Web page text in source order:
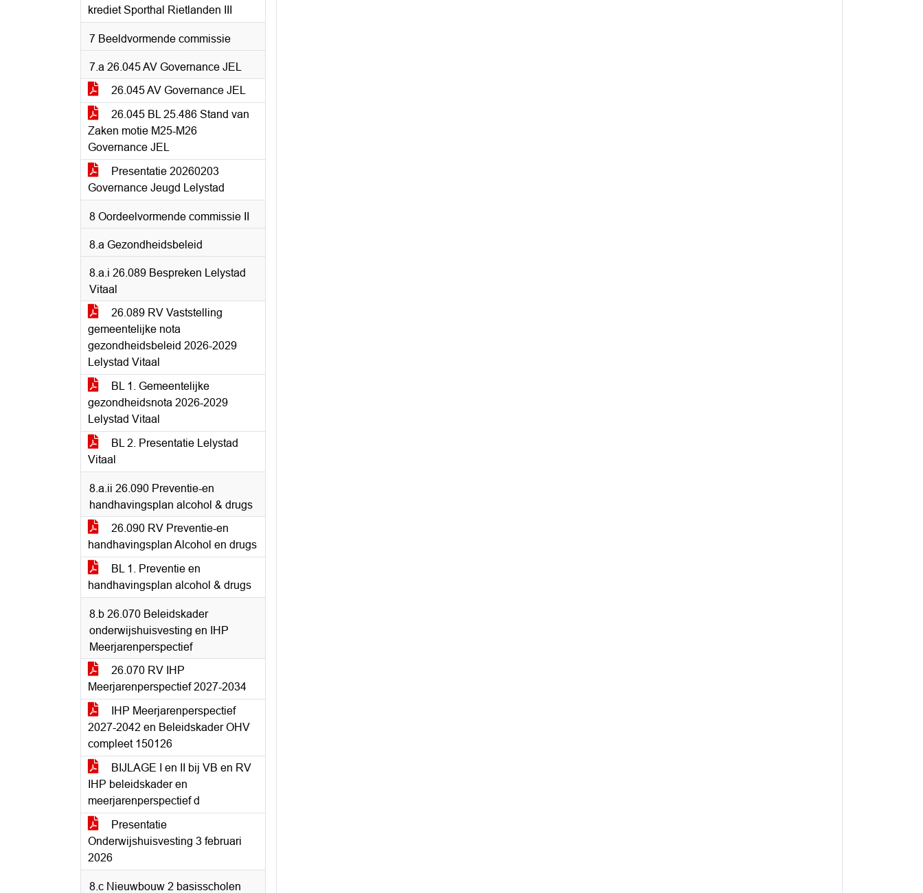
krediet Sporthal Rietlanden III
7 Beeldvormende commissie
7.a 26.045 AV Governance JEL
26.045 AV Governance JEL
26.045 BL 25.486 Stand van
Zaken motie M25-M26
Governance JEL
Presentatie 20260203
Governance Jeugd Lelystad
8 Oordeelvormende commissie II
8.a Gezondheidsbeleid
8.a.i 26.089 Bespreken Lelystad
Vitaal
26.089 RV Vaststelling
gemeentelijke nota
gezondheidsbeleid 2026-2029
Lelystad Vitaal
BL 1. Gemeentelijke
gezondheidsnota 2026-2029
Lelystad Vitaal
BL 2. Presentatie Lelystad
Vitaal
8.a.ii 26.090 Preventie-en
handhavingsplan alcohol & drugs
26.090 RV Preventie-en
handhavingsplan Alcohol en drugs
BL 1. Preventie en
handhavingsplan alcohol & drugs
8.b 26.070 Beleidskader
onderwijshuisvesting en IHP
Meerjarenperspectief
26.070 RV IHP
Meerjarenperspectief 2027-2034
IHP Meerjarenperspectief
2027-2042 en Beleidskader OHV
compleet 150126
BIJLAGE I en II bij VB en RV
IHP beleidskader en
meerjarenperspectief d
Presentatie
Onderwijshuisvesting 3 februari
2026
8.c Nieuwbouw 2 basisscholen